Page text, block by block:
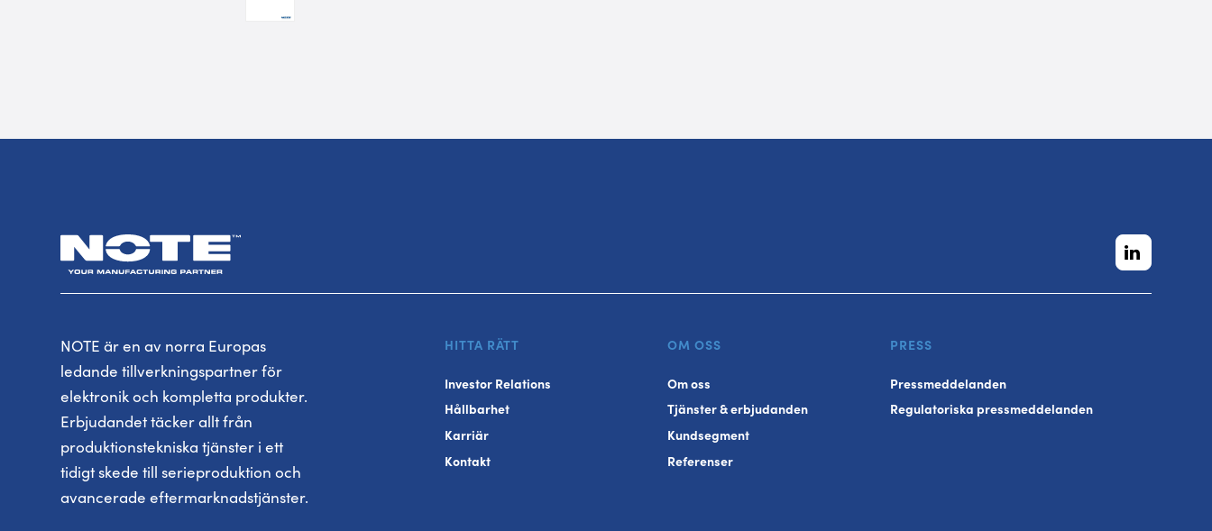
NOTE är en av norra Europas
ledande tillverkningspartner för
elektronik och kompletta produkter.
Erbjudandet täcker allt från
produktionstekniska tjänster i ett
tidigt skede till serieproduktion och
avancerade eftermarknadstjänster.
HITTA RÄTT
Investor Relations
Hållbarhet
Karriär
Kontakt
OM OSS
Om oss
Tjänster & erbjudanden
Kundsegment
Referenser
PRESS
Pressmeddelanden
Regulatoriska pressmeddelanden